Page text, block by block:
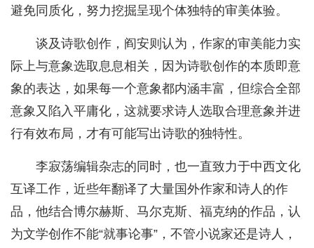
避免同质化，努力挖掘呈现个体独特的审美体验。
谈及诗歌创作，阎安则认为，作家的审美能力实
际上与意象选取息息相关，因为诗歌创作的本质即意
象的表达，如果每一个意象都内涵丰富，但综合全部
意象又陷入平庸化，这就要求诗人选取合理意象并进
行有效布局，才有可能写出诗歌的独特性。
李寂荡编辑杂志的同时，也一直致力于中西文化
互译工作，近些年翻译了大量国外作家和诗人的作
品，他结合博尔赫斯、马尔克斯、福克纳的作品，认
为文学创作不能“就事论事”，不管小说家还是诗人，